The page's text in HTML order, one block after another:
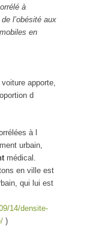
à
l’obésité aux
en
apporte,
d
à l
urbain,
médical.
en ville est
qui lui est
14/densite-
)